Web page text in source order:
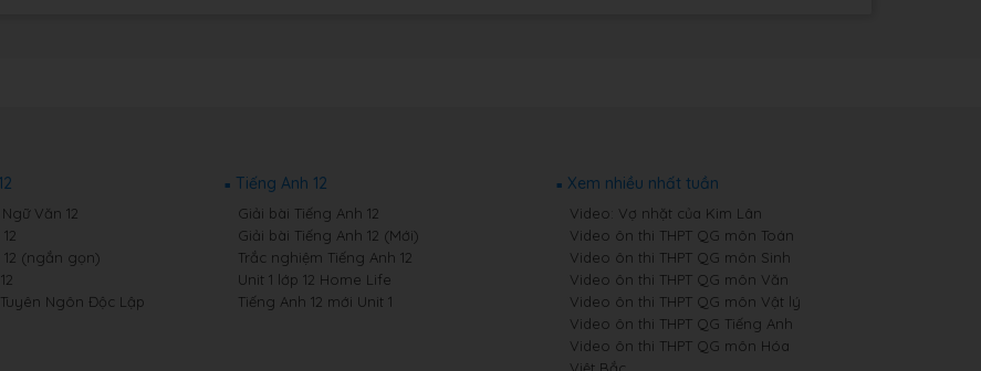
Văn 12
(ngắn gọn)
Ngôn Độc Lập
Tiếng Anh 12
Giải bài Tiếng Anh 12
Giải bài Tiếng Anh 12 (Mới)
Trắc nghiệm Tiếng Anh 12
Unit 1 lớp 12 Home Life
Tiếng Anh 12 mới Unit 1
Xem nhiều nhất tuần
Video: Vợ nhặt của Kim Lân
Video ôn thi THPT QG môn Toán
Video ôn thi THPT QG môn Sinh
Video ôn thi THPT QG môn Văn
Video ôn thi THPT QG môn Vật lý
Video ôn thi THPT QG Tiếng Anh
Video ôn thi THPT QG môn Hóa